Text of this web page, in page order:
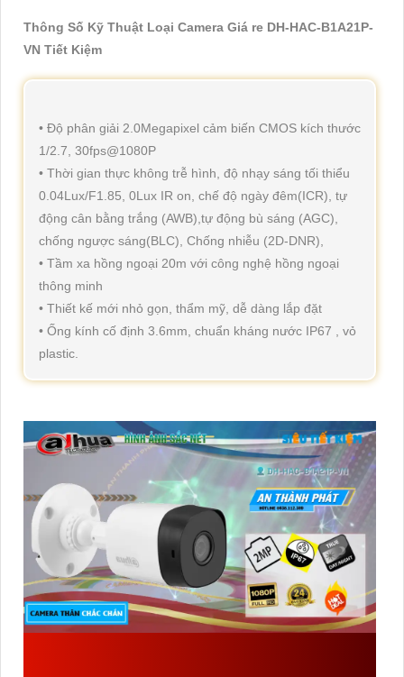
Thông Số Kỹ Thuật Loại Camera Giá re DH-HAC-B1A21P-
VN Tiết Kiệm
• Độ phân giải 2.0Megapixel cảm biến CMOS kích thước
1/2.7, 30fps@1080P
• Thời gian thực không trễ hình, độ nhạy sáng tối thiểu
0.04Lux/F1.85, 0Lux IR on, chế độ ngày đêm(ICR), tự
động cân bằng trắng (AWB),tự động bù sáng (AGC),
chống ngược sáng(BLC), Chống nhiễu (2D-DNR),
• Tầm xa hồng ngoại 20m với công nghệ hồng ngoại
thông minh
• Thiết kế mới nhỏ gọn, thẩm mỹ, dễ dàng lắp đặt
• Ống kính cố định 3.6mm, chuẩn kháng nước IP67 , vỏ
plastic.